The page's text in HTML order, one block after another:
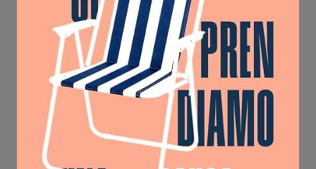
Regolamento Europeo 679/2016
rilasciare il consenso al trattamento dei
dati personali, per le finalità indicate nel
presente modulo.
Consenso newsletter
Letta l'
informativa resa ai sensi dell’Art. 13
Regolamento Europeo 679/2016rilascio il
consenso per ricevere comunicazioni
pubblicitarie e promozionali sui servizi offerti